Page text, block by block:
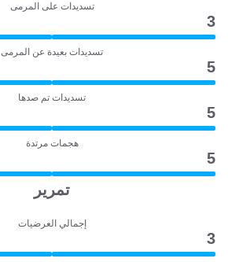
تسديدات على المرمى
3
تسديدات بعيدة عن المرمى
5
تسديدات تم صدها
5
هجمات مرتدة
5
تمرير
إجمالي العرضيات
3